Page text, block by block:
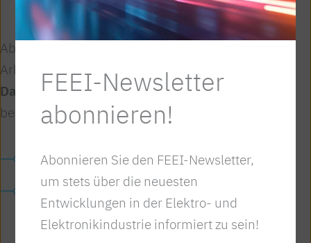
Ab 1.1.2026 dürfen neben dem Bezug von
Arbeitslosengeld bzw. Notstandshilfe
Dauer von 26 Wochen EINMALIGgeringfügig
beschäftigt sein:
Langzeitarbeitslose;
Personen nach mindestens einjährigem
Bezug von Kranken-, Rehabilitations-
oder Umschulungsgeld.
FEEI-Newsletter
abonnieren!
Abonnieren Sie den FEEI-Newsletter,
um stets über die neuesten
Entwicklungen in der Elektro- und
Elektronikindustrie informiert zu sein!